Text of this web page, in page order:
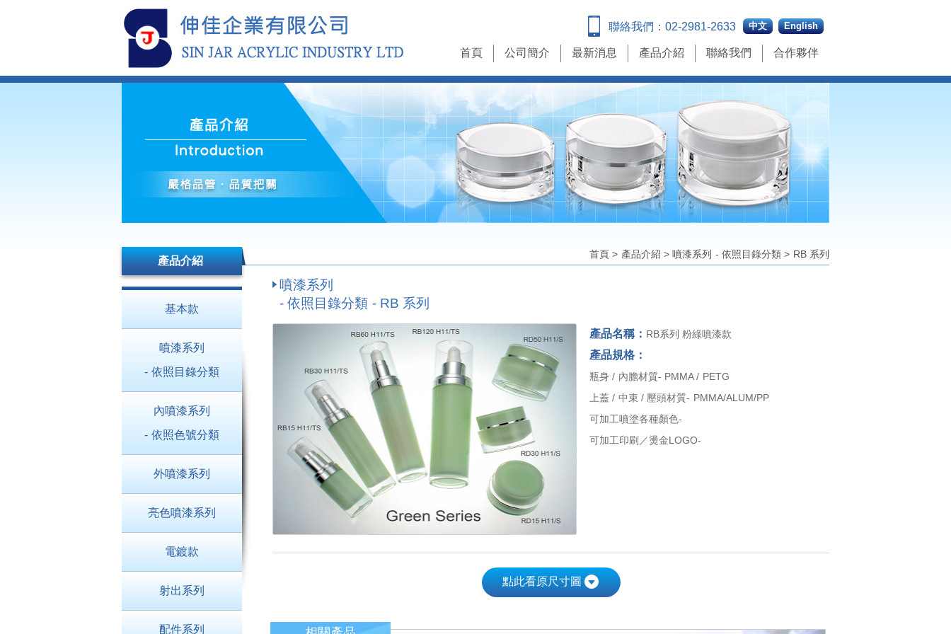
English
中文
聯絡我們： 02-2981-2633
首頁 公司簡介 最新消息 產品介紹 聯絡我們 合作夥伴
首頁> 產品介紹 >噴漆系列 - 依照目錄分類 > RB 系列
產品介紹
基本款
噴漆系列
- 依照目錄分類
內噴漆系列
- 依照色號分類
外噴漆系列
亮色噴漆系列
電鍍款
射出系列
配件系列
噴漆系列
- 依照目錄分類 - RB 系列
產品名稱： RB系列 粉綠噴漆款
產品規格：
瓶身 / 內膽材質- PMMA / PETG
上蓋 / 中束 / 壓頭材質- PMMA/ALUM/PP
可加工噴塗各種顏色-
可加工印刷／燙金LOGO-
點此看原尺寸圖